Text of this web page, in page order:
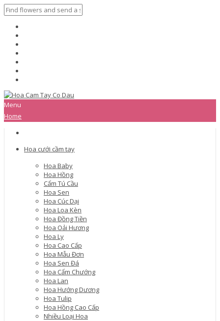
Menu
Home
Hoa cưới cầm tay
Hoa Baby
Hoa Hồng
Cẩm Tú Cầu
Hoa Sen
Hoa Cúc Dại
Hoa Loa Kèn
Hoa Đồng Tiền
Hoa Oải Hương
Hoa Ly
Hoa Cao Cấp
Hoa Mẫu Đơn
Hoa Sen Đá
Hoa Cẩm Chướng
Hoa Lan
Hoa Hướng Dương
Hoa Tulip
Hoa Hồng Cao Cấp
Nhiều Loại Hoa